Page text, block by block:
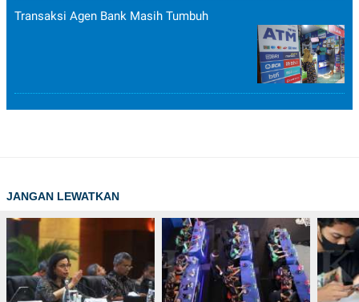
Transaksi Agen Bank Masih Tumbuh
JANGAN LEWATKAN